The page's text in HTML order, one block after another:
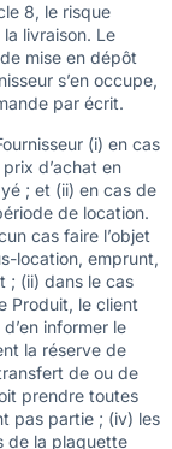
8, le risque
livraison. Le
mise en dépôt
s’en occupe,
par écrit.
(i) en cas
d’achat en
; et (ii) en cas de
de location.
cas faire l’objet
location, emprunt,
; (ii) dans le cas
Produit, le client
informer le
la réserve de
de ou de
prendre toutes
pas partie ; (iv) les
de la plaquette